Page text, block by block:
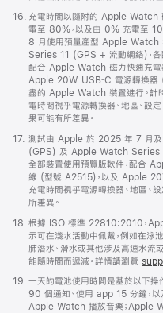
註
16. 充電時間以隨附的 Apple Watch
電至 80%，以及由 0% 充電至
8 月使用預量產型 Apple
Series 11 (GPS + 流動網絡)，各
配合 Apple Watch 磁力快速充電
Apple 20W USB‑C 電源轉換器
盡的 Apple Watch 裝置進行。計
電時間視乎電源轉換器、地區、設
果可能有所差異。
註
17. 測試由 Apple 於 2025 年 7 月
(GPS) 及 Apple Watch Series
全部裝置使用預覽版軟件，配合
線 (型號 A2515)，以及 Apple
充電時間視乎電源轉換器、地區、
所差異。
註
18. 根據 ISO 標準 22810:2010，
示可在淺水活動中佩戴，例如在
肺潛水、滑水或其他涉及高速水流
能隨時間而遞減。詳情請瀏覽
註
19. 一天的電池使用時間是基於以下操
90 個通知、使用 app 15 分鐘，
Apple Watch 播放音樂；Apple